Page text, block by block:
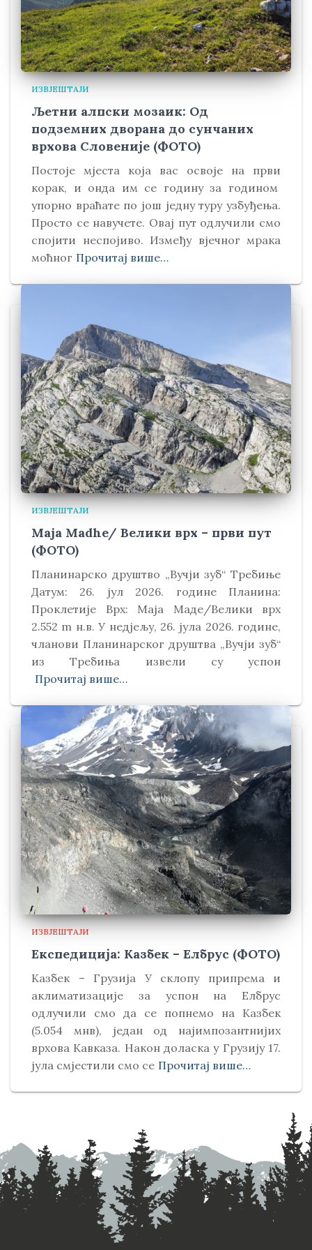
ИЗВЈЕШТАЈИ
Љетни алпски мозаик: Од
подземних дворана до сунчаних
врхова Словеније (ФОТО)
Постоје мјеста која вас освоје на први
корак, и онда им се годину за годином
упорно враћате по још једну туру узбуђења.
Просто се навучете. Овај пут одлучили смо
спојити неспојиво. Између вјечног мрака
моћног Прочитај више…
ИЗВЈЕШТАЈИ
Maja Madhe/ Велики врх – први пут
(ФОТО)
Планинарско друштво „Вучји зуб“ Требиње
Датум: 26. јул 2026. године Планина:
Проклетије Врх: Маја Маде/Велики врх
2.552 m н.в. У недјељу, 26. јула 2026. године,
чланови Планинарског друштва „Вучји зуб“
из Требиња извели су успон
Прочитај више…
ИЗВЈЕШТАЈИ
Експедиција: Казбек – Елбрус (ФОТО)
Kазбек – Грузија У склопу припрема и
аклиматизације за успон на Елбрус
одлучили смо да се попнемо на Kазбек
(5.054 мнв), један од најимпозантнијих
врхова Kавказа. Након доласка у Грузију 17.
јула смјестили смо се Прочитај више…